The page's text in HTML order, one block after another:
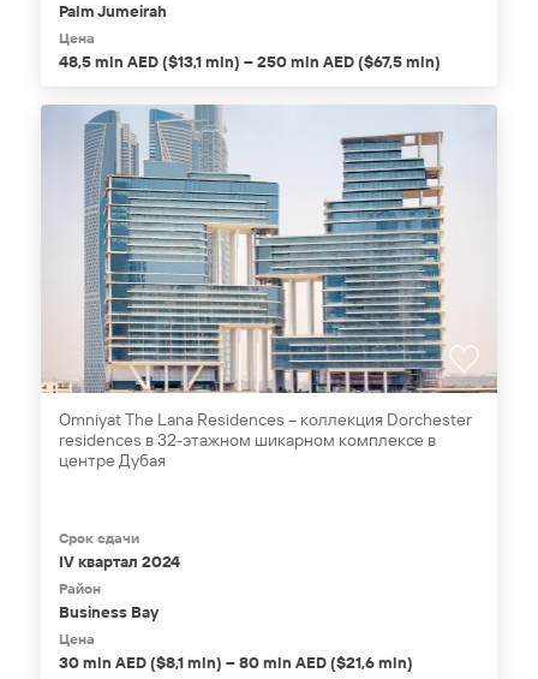
Palm Jumeirah
Цена
48,5 mln AED ($13,1 mln) – 250 mln AED ($67,5 mln)
Omniyat The Lana Residences – коллекция Dorchester
residences в 32-этажном шикарном комплексе в
центре Дубая
Срок сдачи
IV квартал 2024
Район
Business Bay
Цена
30 mln AED ($8,1 mln) – 80 mln AED ($21,6 mln)